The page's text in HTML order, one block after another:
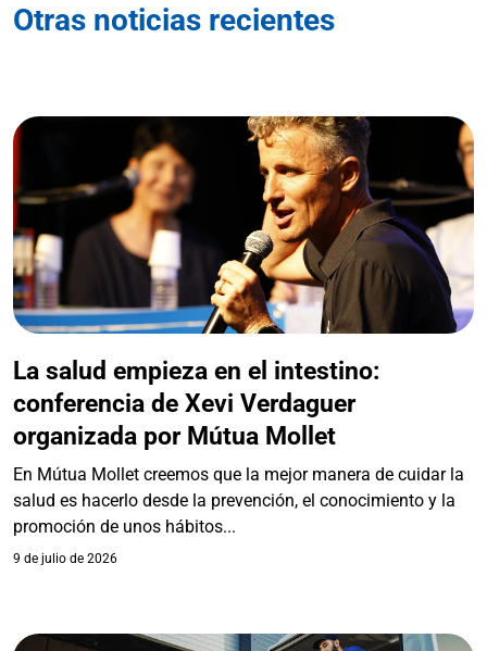
Otras noticias recientes
La salud empieza en el intestino:
conferencia de Xevi Verdaguer
organizada por Mútua Mollet
En Mútua Mollet creemos que la mejor manera de cuidar la
salud es hacerlo desde la prevención, el conocimiento y la
promoción de unos hábitos...
9 de julio de 2026